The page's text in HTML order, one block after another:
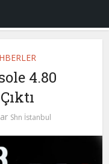
4.80
Shn İstanbul